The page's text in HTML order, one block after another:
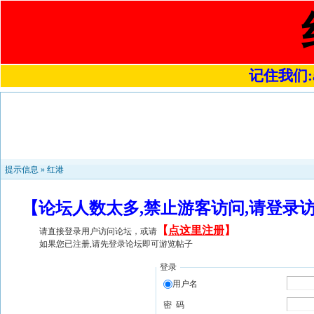
记住我们
提示信息 » 红港
【论坛人数太多,禁止游客访问,请登
请直接登录用户访问论坛，或请 【 点这里注册】
如果您已注册,请先登录论坛即可游览帖子
登录
用户名
密 码